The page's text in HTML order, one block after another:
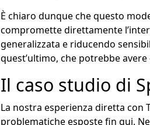
È chiaro dunque che questo
compromette direttamente
generalizzata e riducendo
quest’ultimo, che potrebbe
Il caso studio di
La nostra esperienza diretta con
problematiche esposte fin qui.